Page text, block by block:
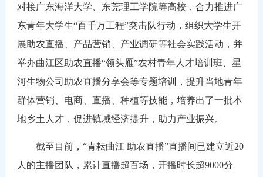
对接广东海洋大学、东莞理工学院等高校，合力推进广
东青年大学生“百千万工程”突击队行动，组织大学生开
展助农直播、产品营销、产业调研等社会实践活动，并
举办曲江区助农直播“领头雁”农村青年人才培训班、星
河生物公司助农直播分享会等专题培训，提升当地青年
群体营销、电商、直播、种植等技能，培养出了一批本
地乡土人才，促进镇域经济提升，助力产业振兴。
截至目前，“青耘曲江 助农直播”直播间已建立近20
人的主播团队，累计直播超百场，开播时长超9000分